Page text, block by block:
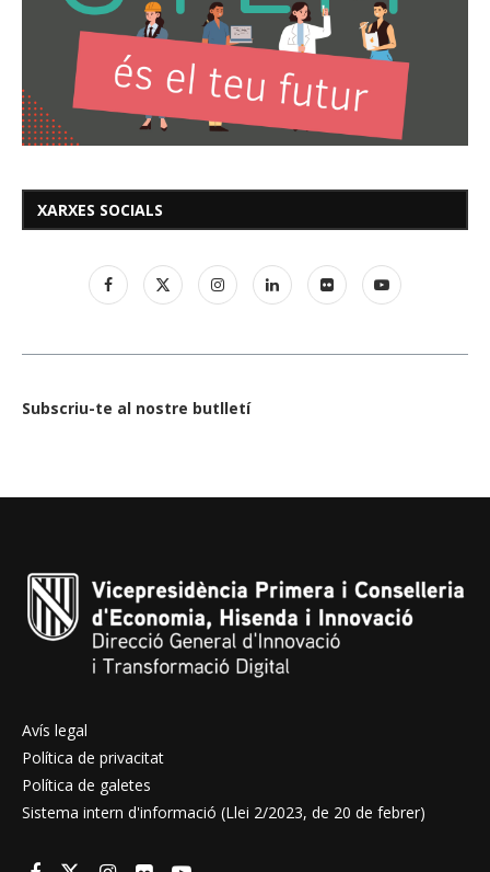
XARXES SOCIALS
Subscriu-te al nostre butlletí
Avís legal
Política de privacitat
Política de galetes
Sistema intern d'informació (Llei 2/2023, de 20 de febrer)